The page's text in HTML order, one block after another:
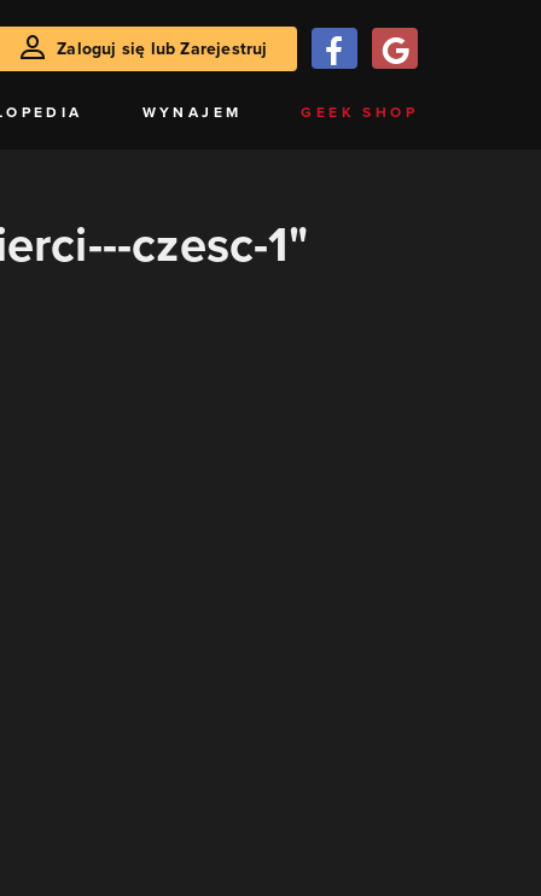
Zaloguj się lub Zarejestruj
WYNAJEM GEEK SHOP
czesc-1"